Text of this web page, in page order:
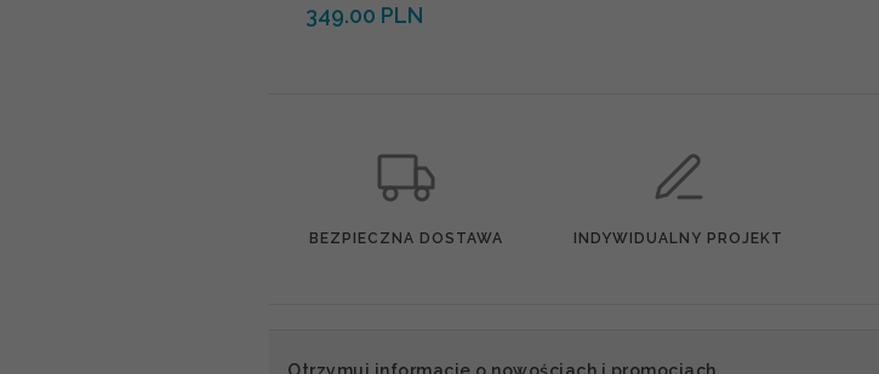
349.00 PLN
BEZPIECZNA DOSTAWA INDYWIDUALNY PROJEKT
Otrzymuj informacje o nowościach i promocjach